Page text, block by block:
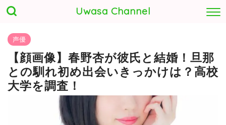
Uwasa Channel
声優
【顔画像】春野杏が彼氏と結婚！旦那
との馴れ初め出会いきっかけは？高校
大学を調査！